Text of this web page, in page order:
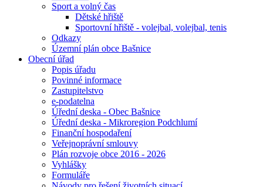
Sport a volný čas
Dětské hřiště
Sportovní hřiště - volejbal, volejbal, tenis
Odkazy
Územní plán obce Bašnice
Obecní úřad
Popis úřadu
Povinné informace
Zastupitelstvo
e-podatelna
Úřední deska - Obec Bašnice
Úřední deska - Mikroregion Podchlumí
Finanční hospodaření
Veřejnoprávní smlouvy
Plán rozvoje obce 2016 - 2026
Vyhlášky
Formuláře